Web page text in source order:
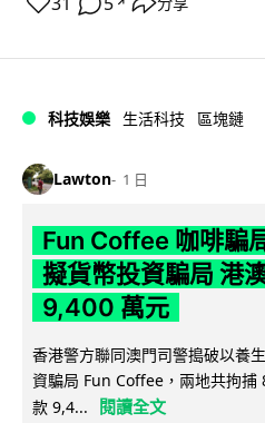
科技娛樂 生活科技 區塊鏈
Lawton 1 日
Fun Coffee 咖啡騙
擬貨幣投資騙局 港
9,400 萬元
香港警方聯同澳門司警搗破以養
資騙局 Fun Coffee，兩地共拘捕
款 9,4...
閱讀全文